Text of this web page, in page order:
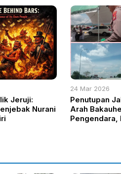
Jeruji:
Nurani
24 Mar 2026
Penutupan
Arah
Pengendara,